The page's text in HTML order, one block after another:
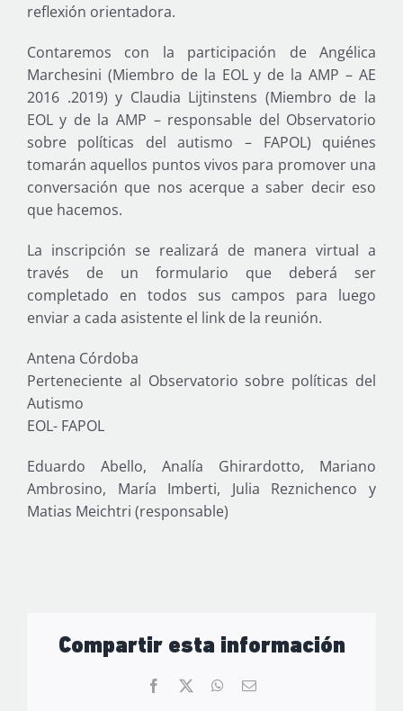
reflexión orientadora.
Contaremos con la participación de Angélica
Marchesini (Miembro de la EOL y de la AMP – AE
2016 .2019) y Claudia Lijtinstens (Miembro de la
EOL y de la AMP – responsable del Observatorio
sobre políticas del autismo – FAPOL) quiénes
tomarán aquellos puntos vivos para promover una
conversación que nos acerque a saber decir eso
que hacemos.
La inscripción se realizará de manera virtual a
través de un formulario que deberá ser
completado en todos sus campos para luego
enviar a cada asistente el link de la reunión.
Antena Córdoba
Perteneciente al Observatorio sobre políticas del
Autismo
EOL- FAPOL
Eduardo Abello, Analía Ghirardotto, Mariano
Ambrosino, María Imberti, Julia Reznichenco y
Matias Meichtri (responsable)
Compartir esta información
Facebook WhatsApp
Correo